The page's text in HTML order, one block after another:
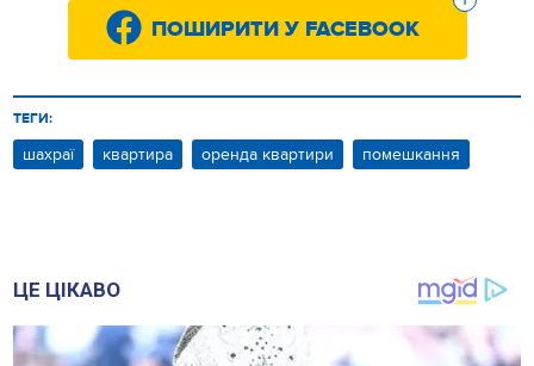
ПОШИРИТИ У FACEBOOK
ТЕГИ:
шахраї квартира оренда квартири помешкання
ЦЕ ЦІКАВО